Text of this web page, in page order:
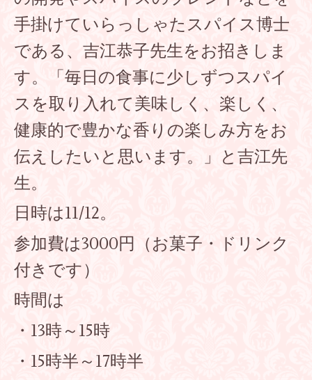
手掛けていらっしゃたスパイス博士
である、吉江恭子先生をお招きしま
す。「毎日の食事に少しずつスパイ
スを取り入れて美味しく、楽しく、
健康的で豊かな香りの楽しみ方をお
伝えしたいと思います。」と吉江先
生。
日時は11/12。
参加費は3000円（お菓子・ドリンク
付きです）
時間は
・13時～15時
・15時半～17時半